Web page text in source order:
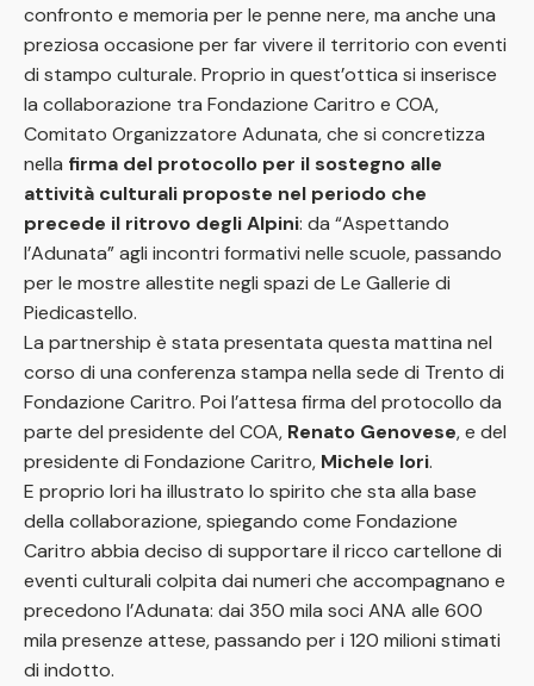
confronto e memoria per le penne nere, ma anche una
preziosa occasione per far vivere il territorio con eventi
di stampo culturale. Proprio in quest’ottica si inserisce
la collaborazione tra Fondazione Caritro e COA,
Comitato Organizzatore Adunata, che si concretizza
nella firma del protocollo per il sostegno alle
attività culturali proposte nel periodo che
precede il ritrovo degli Alpini: da “Aspettando
l’Adunata” agli incontri formativi nelle scuole, passando
per le mostre allestite negli spazi de Le Gallerie di
Piedicastello.
La partnership è stata presentata questa mattina nel
corso di una conferenza stampa nella sede di Trento di
Fondazione Caritro. Poi l’attesa firma del protocollo da
parte del presidente del COA, Renato Genovese, e del
presidente di Fondazione Caritro, Michele Iori.
E proprio Iori ha illustrato lo spirito che sta alla base
della collaborazione, spiegando come Fondazione
Caritro abbia deciso di supportare il ricco cartellone di
eventi culturali colpita dai numeri che accompagnano e
precedono l’Adunata: dai 350 mila soci ANA alle 600
mila presenze attese, passando per i 120 milioni stimati
di indotto.